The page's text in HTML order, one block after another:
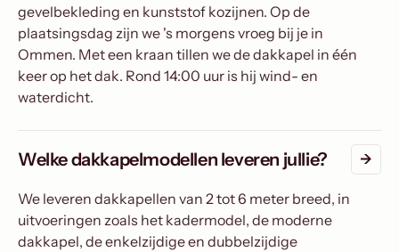
gevelbekleding en kunststof kozijnen. Op de
plaatsingsdag zijn we 's morgens vroeg bij je in
Ommen. Met een kraan tillen we de dakkapel in één
keer op het dak. Rond 14:00 uur is hij wind- en
waterdicht.
Welke dakkapelmodellen leveren jullie?
We leveren dakkapellen van 2 tot 6 meter breed, in
uitvoeringen zoals het kadermodel, de moderne
dakkapel, de enkelzijdige en dubbelzijdige